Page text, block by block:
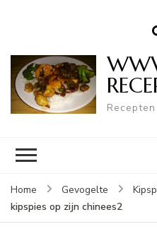
Home Gevogelte
kipspies op zijn chinees2